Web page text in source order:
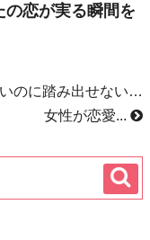
の恋が実る瞬間を
のに踏み出せない…
女性が恋愛...